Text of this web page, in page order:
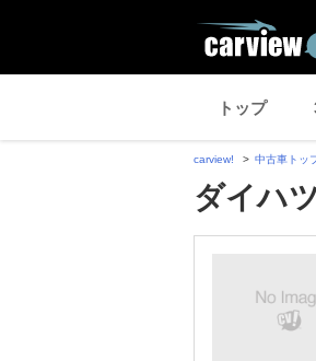
トップ
carview! 中古車トッ
ダイハ